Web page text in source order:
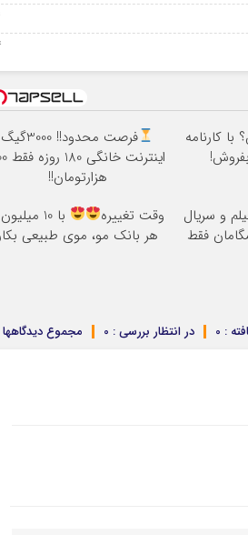
کارنامه
فرصت محدود!! 3000گیگ
هزارتومان!!
و سریال
فقط
وقت تغییره
با 10
هر بانک مو، موی طبیعی بکار
مجموع دیدگاهها : در انتظار بررسی : 0 : 0